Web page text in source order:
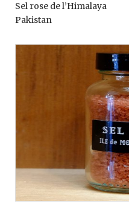
Sel rose de l’Himalaya
Pakistan